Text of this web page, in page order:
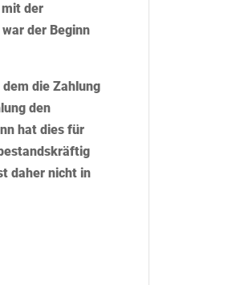
der
der Beginn
die Zahlung
den
hat dies für
daher nicht in